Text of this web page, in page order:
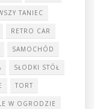
TANIEC
RETRO CAR
SAMOCHÓD
SŁODKI STÓŁ
TORT
W OGRODZIE